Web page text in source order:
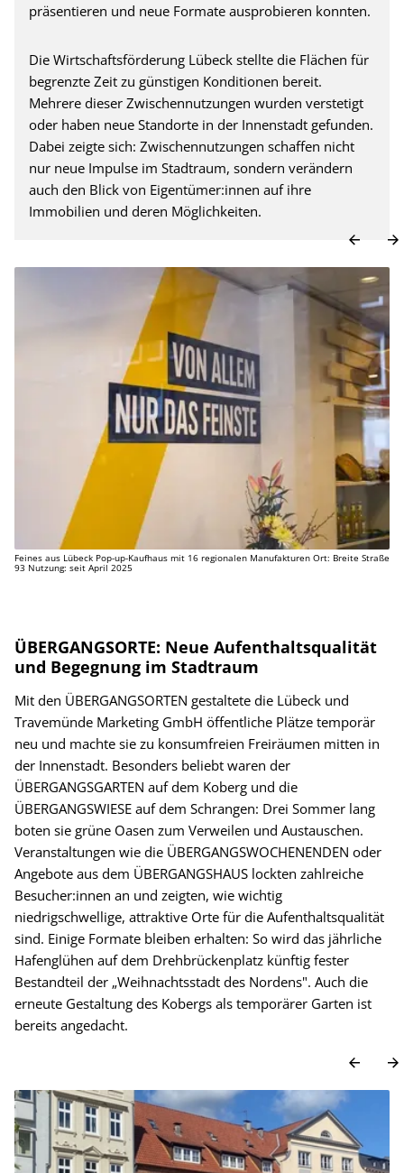
präsentieren und neue Formate ausprobieren konnten.
Die Wirtschaftsförderung Lübeck stellte die Flächen für
begrenzte Zeit zu günstigen Konditionen bereit.
Mehrere dieser Zwischennutzungen wurden verstetigt
oder haben neue Standorte in der Innenstadt gefunden.
Dabei zeigte sich: Zwischennutzungen schaffen nicht
nur neue Impulse im Stadtraum, sondern verändern
auch den Blick von Eigentümer:innen auf ihre
Immobilien und deren Möglichkeiten.
Feines aus Lübeck Pop-up-Kaufhaus mit 16 regionalen Manufakturen Ort: Breite Straße
93 Nutzung: seit April 2025
ÜBERGANGSORTE: Neue Aufenthaltsqualität
und Begegnung im Stadtraum
Mit den ÜBERGANGSORTEN gestaltete die Lübeck und
Travemünde Marketing GmbH öffentliche Plätze temporär
neu und machte sie zu konsumfreien Freiräumen mitten in
der Innenstadt. Besonders beliebt waren der
ÜBERGANGSGARTEN auf dem Koberg und die
ÜBERGANGSWIESE auf dem Schrangen: Drei Sommer lang
boten sie grüne Oasen zum Verweilen und Austauschen.
Veranstaltungen wie die ÜBERGANGSWOCHENENDEN oder
Angebote aus dem ÜBERGANGSHAUS lockten zahlreiche
Besucher:innen an und zeigten, wie wichtig
niedrigschwellige, attraktive Orte für die Aufenthaltsqualität
sind. Einige Formate bleiben erhalten: So wird das jährliche
Hafenglühen auf dem Drehbrückenplatz künftig fester
Bestandteil der „Weihnachtsstadt des Nordens". Auch die
erneute Gestaltung des Kobergs als temporärer Garten ist
bereits angedacht.